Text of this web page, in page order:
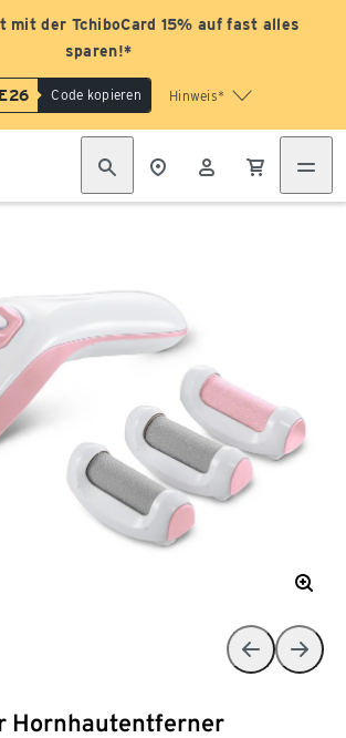
mit der TchiboCard 15% auf fast alles
sparen!*
Code kopieren Hinweis*
Hornhautentferner